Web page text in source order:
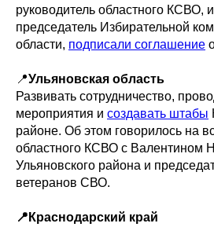
руководитель областного КСВО,
председатель Избирательной
области, подписали соглашение
📍Ульяновская область
Развивать сотрудничество,
мероприятия и создавать штабы
районе. Об этом говорилось на
областного КСВО с Валентином
Ульяновского района и
ветеранов СВО.
📍Краснодарский край